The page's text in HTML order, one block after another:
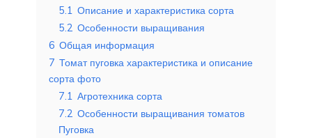
5.1 Описание и характеристика сорта
5.2 Особенности выращивания
6 Общая информация
7 Томат пуговка характеристика и описание
сорта фото
7.1 Агротехника сорта
7.2 Особенности выращивания томатов
Пуговка